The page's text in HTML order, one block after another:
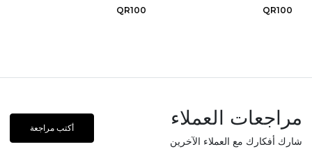
QR100
QR100
مراجعات العملاء
شارك أفكارك مع العملاء الآخرين
أكتب مراجعة